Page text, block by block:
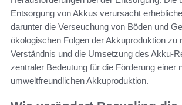
Entsorgung von Akkus verursacht
darunter die Verseuchung von Böden und
ökologischen Folgen der Akkuproduktion zu
Verständnis und die Umsetzung des Akku-
zentraler Bedeutung für die Förderung einer
umweltfreundlichen Akkuproduktion.